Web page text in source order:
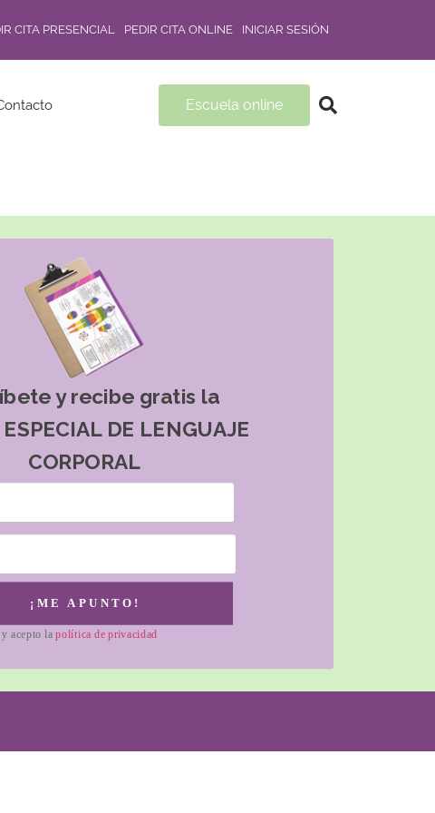
CITA PRESENCIAL PEDIR CITA ONLINE INICIAR SESIÓN
Escuela online
y recibe gratis la
DE LENGUAJE
CORPORAL
y acepto lapolítica de privacidad
¡ME APUNTO!